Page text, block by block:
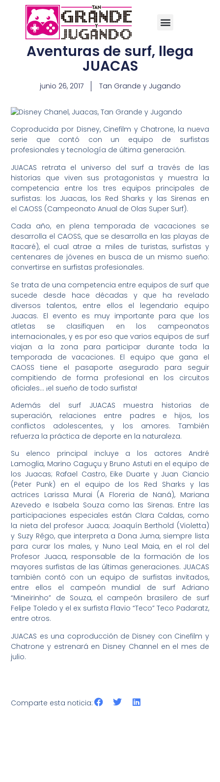
Aventuras de surf, llega
JUACAS
junio 26, 2017 Tan Grande y Jugando
Coproducida por Disney, Cinefilm y Chatrone, la nueva
serie que contó con un equipo de surfistas
profesionales y tecnología de última generación.
JUACAS retrata el universo del surf a través de las
historias que viven sus protagonistas y muestra la
competencia entre los tres equipos principales de
surfistas: los Juacas, los Red Sharks y las Sirenas en
el CAOSS (Campeonato Anual de Olas Super Surf).
Cada año, en plena temporada de vacaciones se
desarrolla el CAOSS, que se desarrolla en las playas de
Itacaré), el cual atrae a miles de turistas, surfistas y
centenares de jóvenes en busca de un mismo sueño:
convertirse en surfistas profesionales.
Se trata de una competencia entre equipos de surf que
sucede desde hace décadas y que ha revelado
diversos talentos, entre ellos el legendario equipo
Juacas. El evento es muy importante para que los
atletas se clasifiquen en los campeonatos
internacionales, y es por eso que varios equipos de surf
viajan a la zona para participar durante toda la
temporada de vacaciones. El equipo que gana el
CAOSS tiene el pasaporte asegurado para seguir
compitiendo de forma profesional en los circuitos
oficiales… ¡el sueño de todo surfista!
Además del surf JUACAS muestra historias de
superación, relaciones entre padres e hijos, los
conflictos adolescentes, y los amores. También
refuerza la práctica de deporte en la naturaleza.
Su elenco principal incluye a los actores André
Lamoglia, Marino Caguçu y Bruno Astuti en el equipo de
los Juacas; Rafael Castro, Eike Duarte y Juan Ciancio
(Peter Punk) en el equipo de los Red Sharks y las
actrices Larissa Murai (A Floreria de Naná), Mariana
Azevedo e Isabela Souza como las Sirenas. Entre las
participaciones especiales están Clara Caldas, como
la nieta del profesor Juaca; Joaquín Berthold (Violetta)
y Suzy Rêgo, que interpreta a Dona Juma, siempre lista
para curar los males, y Nuno Leal Maia, en el rol del
Profesor Juaca, responsable de la formación de los
mayores surfistas de las últimas generaciones. JUACAS
también contó con un equipo de surfistas invitados,
entre ellos el campeón mundial de surf Adriano
“Mineirinho” de Souza, el campeón brasilero de surf
Felipe Toledo y el ex surfista Flavio “Teco” Teco Padaratz,
entre otros.
JUACAS es una coproducción de Disney con Cinefilm y
Chatrone y estrenará en Disney Channel en el mes de
julio.
Comparte esta noticia: